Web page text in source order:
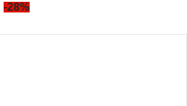
-28%